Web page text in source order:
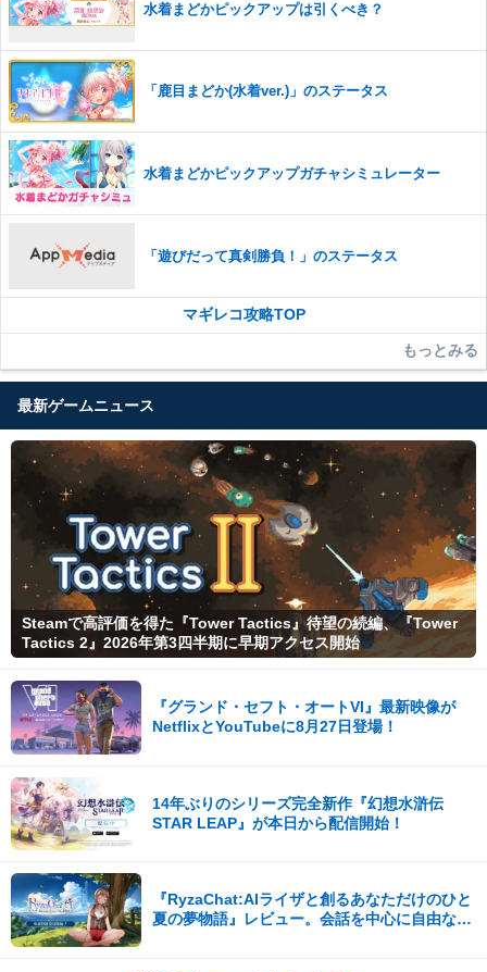
水着まどかピックアップは引くべき？
「鹿目まどか(水着ver.)」のステータス
水着まどかピックアップガチャシミュレーター
「遊びだって真剣勝負！」のステータス
マギレコ攻略TOP
もっとみる
最新ゲームニュース
Steamで高評価を得た『Tower Tactics』待望の続編、『Tower
Tactics 2』2026年第3四半期に早期アクセス開始
『グランド・セフト・オートVI』最新映像が
NetflixとYouTubeに8月27日登場！
14年ぶりのシリーズ完全新作『幻想水滸伝
STAR LEAP』が本日から配信開始！
『RyzaChat:AIライザと創るあなただけのひと
夏の夢物語』レビュー。会話を中心に自由な冒